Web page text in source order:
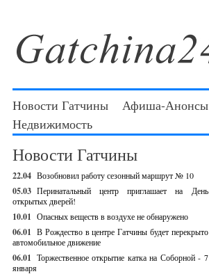
Новости Гатчины Афиша-Анонсы
Недвижимость
Новости Гатчины
22.04 Возобновил работу сезонный маршрут № 10
05.03 Перинатальный центр приглашает на День
открытых дверей!
10.01 Опасных веществ в воздухе не обнаружено
06.01 В Рождество в центре Гатчины будет перекрыто
автомобильное движение
06.01 Торжественное открытие катка на Соборной - 7
января